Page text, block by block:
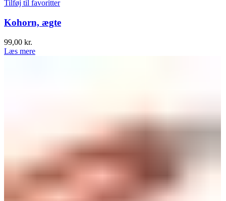
Tilføj til favoritter
Kohorn, ægte
99,00 kr.
Læs mere